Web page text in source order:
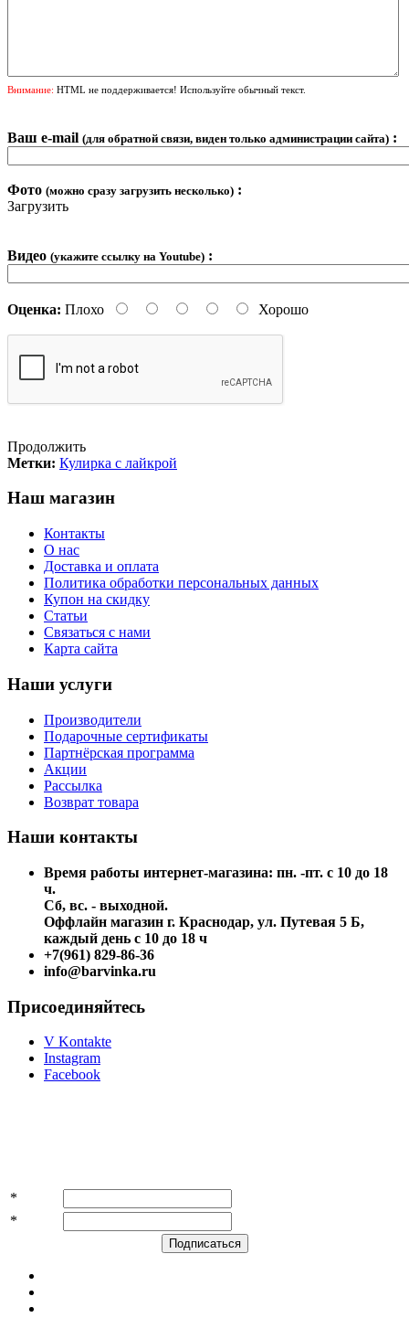
Внимание: HTML не поддерживается! Используйте обычный текст.
Ваш e-mail (для обратной связи, виден только администрации сайта) :
Фото (можно сразу загрузить несколько) :
Загрузить
Видео (укажите ссылку на Youtube) :
Оценка: Плохо Хорошо
Продолжить
Метки: Кулирка с лайкрой
Наш магазин
Контакты
О нас
Доставка и оплата
Политика обработки персональных данных
Купон на скидку
Статьи
Связаться с нами
Карта сайта
Наши услуги
Производители
Подарочные сертификаты
Партнёрская программа
Акции
Рассылка
Возврат товара
Наши контакты
Время работы интернет-магазина: пн. -пт. с 10 до 18
ч.
Сб, вс. - выходной.
Оффлайн магазин г. Краснодар, ул. Путевая 5 Б,
каждый день с 10 до 18 ч
+7(961) 829-86-36
info@barvinka.ru
Присоединяйтесь
V Kontakte
Instagram
Facebook
*
*